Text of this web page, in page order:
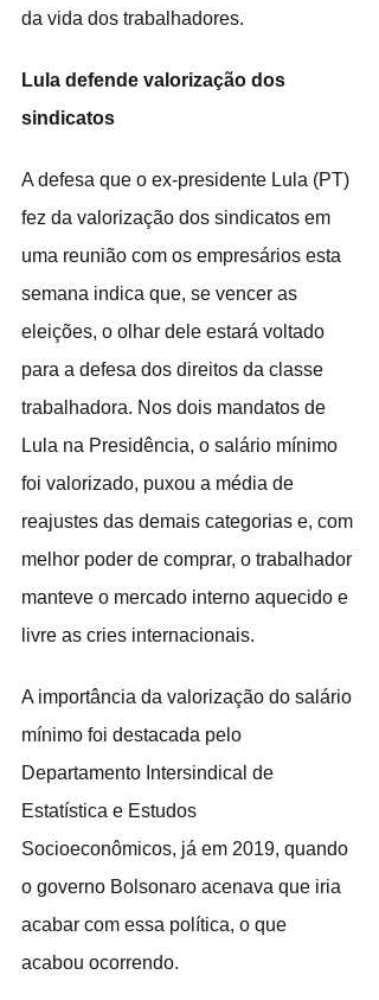
da vida dos trabalhadores.
Lula defende valorização dos
sindicatos
A defesa que o ex-presidente Lula (PT)
fez da valorização dos sindicatos em
uma reunião com os empresários esta
semana indica que, se vencer as
eleições, o olhar dele estará voltado
para a defesa dos direitos da classe
trabalhadora. Nos dois mandatos de
Lula na Presidência, o salário mínimo
foi valorizado, puxou a média de
reajustes das demais categorias e, com
melhor poder de comprar, o trabalhador
manteve o mercado interno aquecido e
livre as cries internacionais.
A importância da valorização do salário
mínimo foi destacada pelo
Departamento Intersindical de
Estatística e Estudos
Socioeconômicos, já em 2019, quando
o governo Bolsonaro acenava que iria
acabar com essa política, o que
acabou ocorrendo.